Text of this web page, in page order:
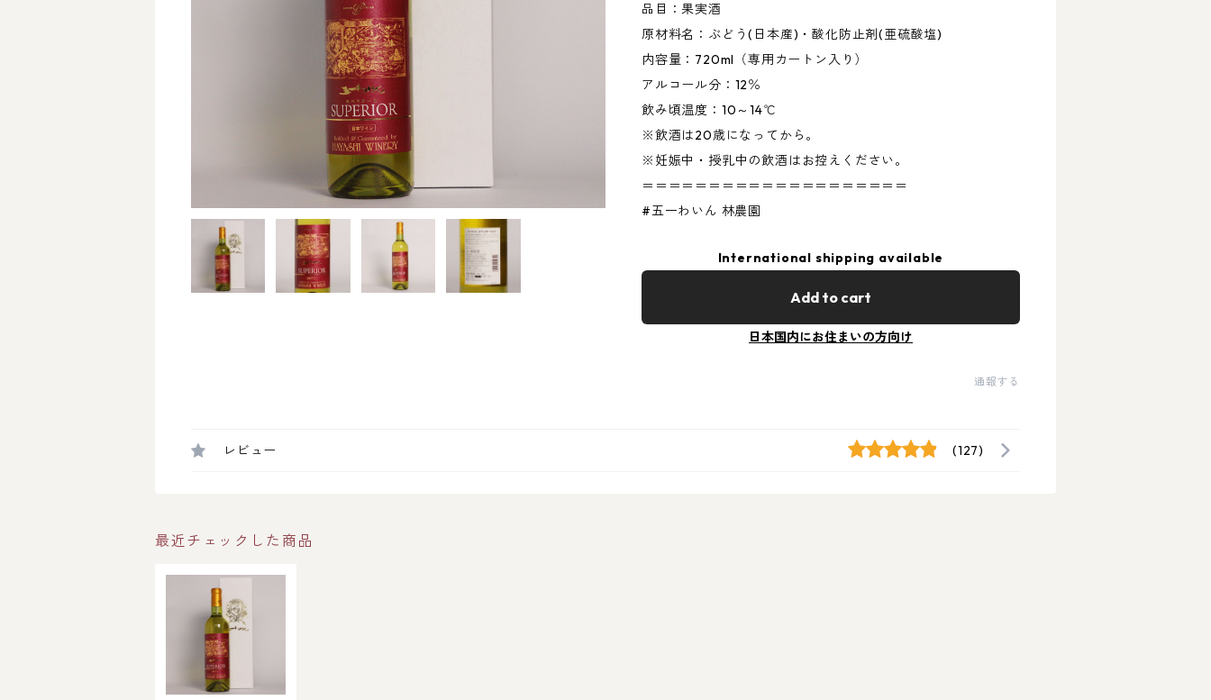
品目：果実酒
原材料名：ぶどう(日本産)・酸化防止剤(亜硫酸塩)
内容量：720ml（専用カートン入り）
アルコール分：12％
飲み頃温度：10～14℃
※飲酒は20歳になってから。
※妊娠中・授乳中の飲酒はお控えください。
＝＝＝＝＝＝＝＝＝＝＝＝＝＝＝＝＝＝＝＝
#五一わいん 林農園
International shipping available
Add to cart
日本国内にお住まいの方向け
通報する
レビュー (127)
最近チェックした商品